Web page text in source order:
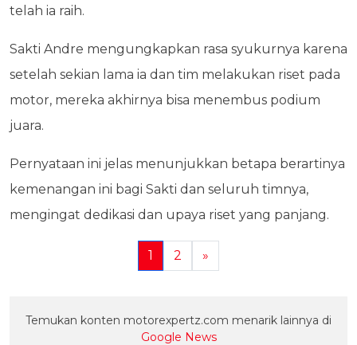
telah ia raih.
Sakti Andre mengungkapkan rasa syukurnya karena
setelah sekian lama ia dan tim melakukan riset pada
motor, mereka akhirnya bisa menembus podium
juara.
Pernyataan ini jelas menunjukkan betapa berartinya
kemenangan ini bagi Sakti dan seluruh timnya,
mengingat dedikasi dan upaya riset yang panjang.
1 2 »
Temukan konten motorexpertz.com menarik lainnya di
Google News